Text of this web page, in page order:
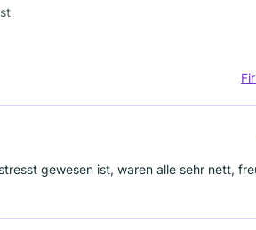
gewesen ist, waren alle sehr nett,